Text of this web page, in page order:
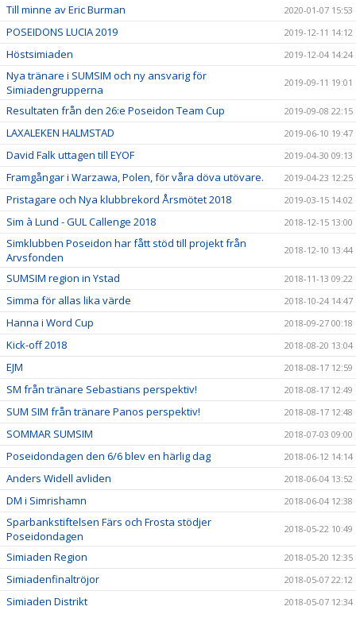
Till minne av Eric Burman 2020-01-07 15:53
POSEIDONS LUCIA 2019 2019-12-11 14:12
Höstsimiaden 2019-12-04 14:24
Nya tränare i SUMSIM och ny ansvarig för
Simiadengrupperna
2019-09-11 19:01
Resultaten från den 26:e Poseidon Team Cup 2019-09-08 22:15
LAXALEKEN HALMSTAD 2019-06-10 19:47
David Falk uttagen till EYOF 2019-04-30 09:13
Framgångar i Warzawa, Polen, för våra döva utövare. 2019-04-23 12:25
Pristagare och Nya klubbrekord Årsmötet 2018 2019-03-15 14:02
Sim à Lund - GUL Callenge 2018 2018-12-15 13:00
Simklubben Poseidon har fått stöd till projekt från
Arvsfonden
2018-12-10 13:44
SUMSIM region in Ystad 2018-11-13 09:22
Simma för allas lika värde 2018-10-24 14:47
Hanna i Word Cup 2018-09-27 00:18
Kick-off 2018 2018-08-20 13:04
EJM 2018-08-17 12:59
SM från tränare Sebastians perspektiv! 2018-08-17 12:49
SUM SIM från tränare Panos perspektiv! 2018-08-17 12:48
SOMMAR SUMSIM 2018-07-03 09:00
Poseidondagen den 6/6 blev en härlig dag 2018-06-12 14:14
Anders Widell avliden 2018-06-04 13:52
DM i Simrishamn 2018-06-04 12:38
Sparbankstiftelsen Färs och Frosta stödjer
Poseidondagen
2018-05-22 10:49
Simiaden Region 2018-05-20 12:35
Simiadenfinaltröjor 2018-05-07 22:12
Simiaden Distrikt 2018-05-07 12:34